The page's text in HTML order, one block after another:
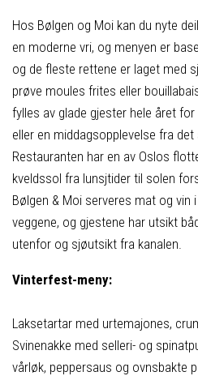
Hos Bølgen og Moi kan du nyte
en moderne vri, og menyen er
og de fleste rettene er laget med
prøve moules frites eller
fylles av glade gjester hele året
eller en middagsopplevelse fra det
Restauranten har en av Oslos
kveldssol fra lunsjtider til solen
Bølgen & Moi serveres mat og vin
veggene, og gjestene har utsikt
utenfor og sjøutsikt fra kanalen.
Vinterfest-meny:
Laksetartar med urtemajones,
Svinenakke med selleri- og
vårløk, peppersaus og ovnsbakte